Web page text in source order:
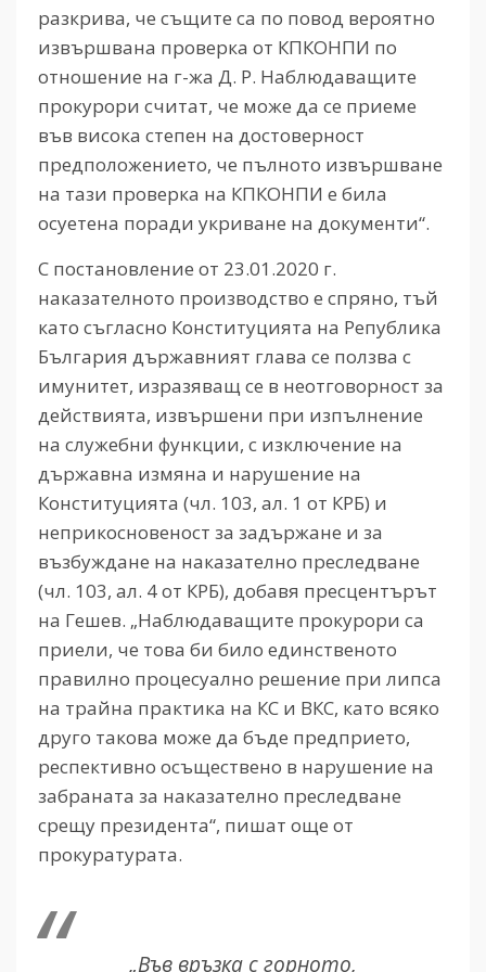
разкрива, че същите са по повод вероятно
извършвана проверка от КПКОНПИ по
отношение на г-жа Д. Р. Наблюдаващите
прокурори считат, че може да се приеме
във висока степен на достоверност
предположението, че пълното извършване
на тази проверка на КПКОНПИ е била
осуетена поради укриване на документи“.
С постановление от 23.01.2020 г.
наказателното производство е спряно, тъй
като съгласно Конституцията на Република
България държавният глава се ползва с
имунитет, изразяващ се в неотговорност за
действията, извършени при изпълнение
на служебни функции, с изключение на
държавна измяна и нарушение на
Конституцията (чл. 103, ал. 1 от КРБ) и
неприкосновеност за задържане и за
възбуждане на наказателно преследване
(чл. 103, ал. 4 от КРБ), добавя пресцентърът
на Гешев. „Наблюдаващите прокурори са
приели, че това би било единственото
правилно процесуално решение при липса
на трайна практика на КС и ВКС, като всяко
друго такова може да бъде предприето,
респективно осъществено в нарушение на
забраната за наказателно преследване
срещу президента“, пишат още от
прокуратурата.
„Във връзка с горното,